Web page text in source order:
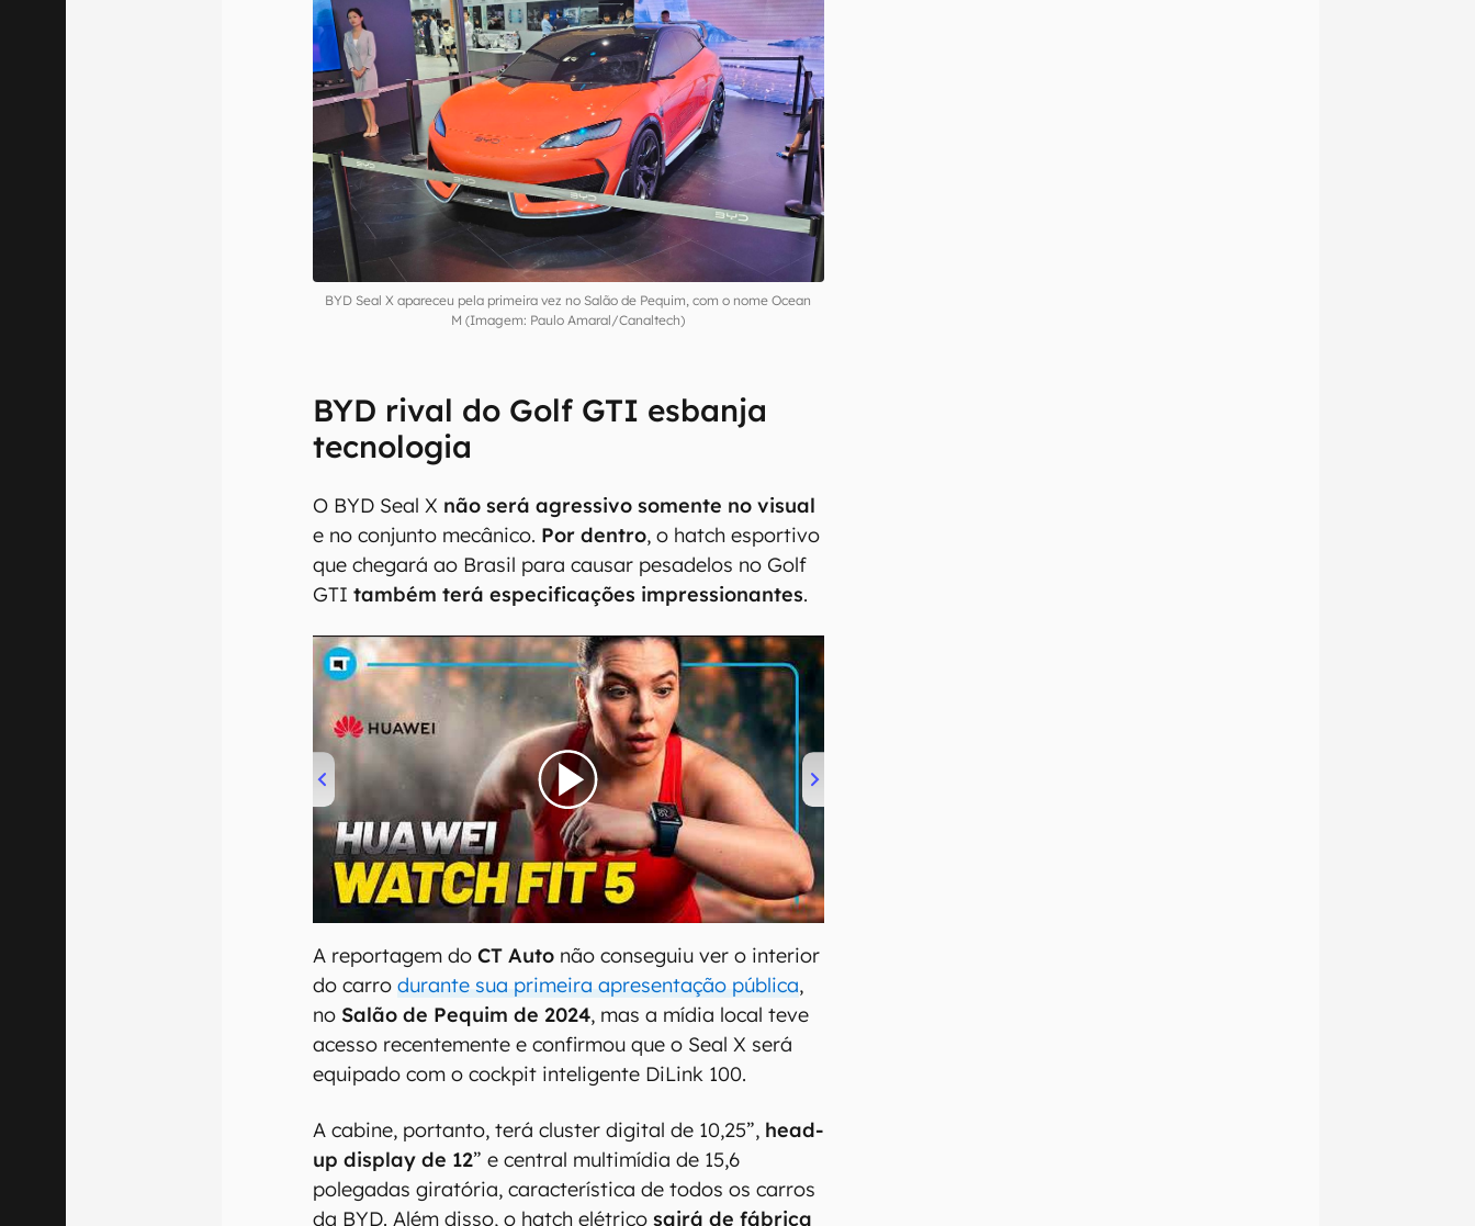
BYD Seal X apareceu pela primeira vez no Salão de Pequim, com o nome Ocean
M (Imagem: Paulo Amaral/Canaltech)
BYD rival do Golf GTI esbanja
tecnologia
O BYD Seal X não será agressivo somente no visual
e no conjunto mecânico. Por dentro, o hatch esportivo
que chegará ao Brasil para causar pesadelos no Golf
GTItambém terá especificações impressionantes.
00:00/04:51
A reportagem doCT Auto não conseguiu ver o interior
do carrodurante sua primeira apresentação pública,
no Salão de Pequim de 2024, mas a mídia local teve
acesso recentemente e confirmou que o Seal X será
equipado com o cockpit inteligente DiLink 100.
A cabine, portanto, terá cluster digital de 10,25”, head-
up display de 12” e central multimídia de 15,6
polegadas giratória, característica de todos os carros
da BYD. Além disso, o hatch elétricosairá de fábrica